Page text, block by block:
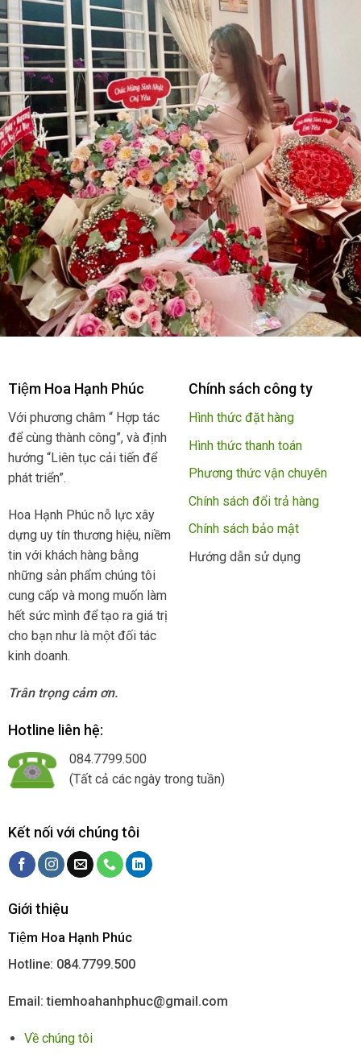
Tiệm Hoa Hạnh Phúc
Với phương châm “ Hợp tác
để cùng thành công”, và định
hướng “Liên tục cải tiến để
phát triển”.
Hoa Hạnh Phúc nỗ lực xây
dựng uy tín thương hiệu, niềm
tin với khách hàng bằng
những sản phẩm chúng tôi
cung cấp và mong muốn làm
hết sức mình để tạo ra giá trị
cho bạn như là một đối tác
kinh doanh.
Trân trọng cảm ơn.
Chính sách công ty
Hình thức đặt hàng
Hình thức thanh toán
Phương thức vận chuyên
Chính sách đổi trả hàng
Chính sách bảo mật
Hướng dẫn sử dụng
Hotline liên hệ:
084.7799.500
(Tất cả các ngày trong tuần)
Kết nối với chúng tôi
Giới thiệu
Tiệm Hoa Hạnh Phúc
Hotline: 084.7799.500
Email: tiemhoahanhphuc@gmail.com
Về chúng tôi